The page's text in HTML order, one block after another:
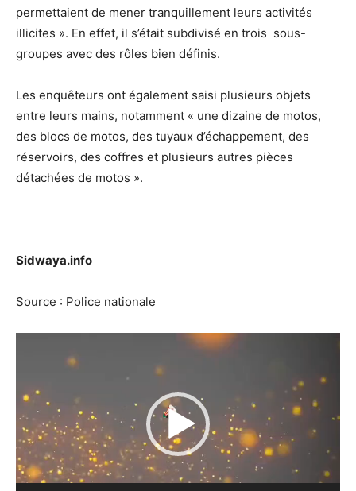
permettaient de mener tranquillement leurs activités
illicites ». En effet, il s’était subdivisé en trois sous-
groupes avec des rôles bien définis.
Les enquêteurs ont également saisi plusieurs objets
entre leurs mains, notamment « une dizaine de motos,
des blocs de motos, des tuyaux d’échappement, des
réservoirs, des coffres et plusieurs autres pièces
détachées de motos ».
Sidwaya.info
Source : Police nationale
Lecteur